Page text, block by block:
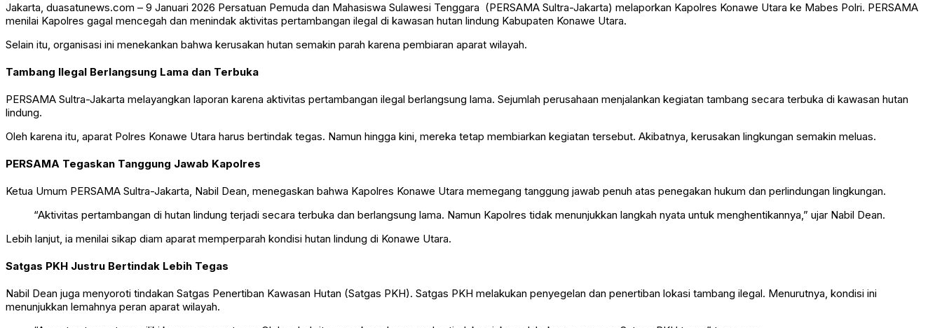
Jakarta, duasatunews.com – 9 Januari 2026 Persatuan Pemuda dan Mahasiswa Sulawesi Tenggara (PERSAMA Sultra-Jakarta) melaporkan Kapolres Konawe Utara ke Mabes Polri. PERSAMA
menilai Kapolres gagal mencegah dan menindak aktivitas pertambangan ilegal di kawasan hutan lindung Kabupaten Konawe Utara.
Selain itu, organisasi ini menekankan bahwa kerusakan hutan semakin parah karena pembiaran aparat wilayah.
Tambang Ilegal Berlangsung Lama dan Terbuka
PERSAMA Sultra-Jakarta melayangkan laporan karena aktivitas pertambangan ilegal berlangsung lama. Sejumlah perusahaan menjalankan kegiatan tambang secara terbuka di kawasan hutan
lindung.
Oleh karena itu, aparat Polres Konawe Utara harus bertindak tegas. Namun hingga kini, mereka tetap membiarkan kegiatan tersebut. Akibatnya, kerusakan lingkungan semakin meluas.
PERSAMA Tegaskan Tanggung Jawab Kapolres
Ketua Umum PERSAMA Sultra-Jakarta, Nabil Dean, menegaskan bahwa Kapolres Konawe Utara memegang tanggung jawab penuh atas penegakan hukum dan perlindungan lingkungan.
“Aktivitas pertambangan di hutan lindung terjadi secara terbuka dan berlangsung lama. Namun Kapolres tidak menunjukkan langkah nyata untuk menghentikannya,” ujar Nabil Dean.
Lebih lanjut, ia menilai sikap diam aparat memperparah kondisi hutan lindung di Konawe Utara.
Satgas PKH Justru Bertindak Lebih Tegas
Nabil Dean juga menyoroti tindakan Satgas Penertiban Kawasan Hutan (Satgas PKH). Satgas PKH melakukan penyegelan dan penertiban lokasi tambang ilegal. Menurutnya, kondisi ini
menunjukkan lemahnya peran aparat wilayah.